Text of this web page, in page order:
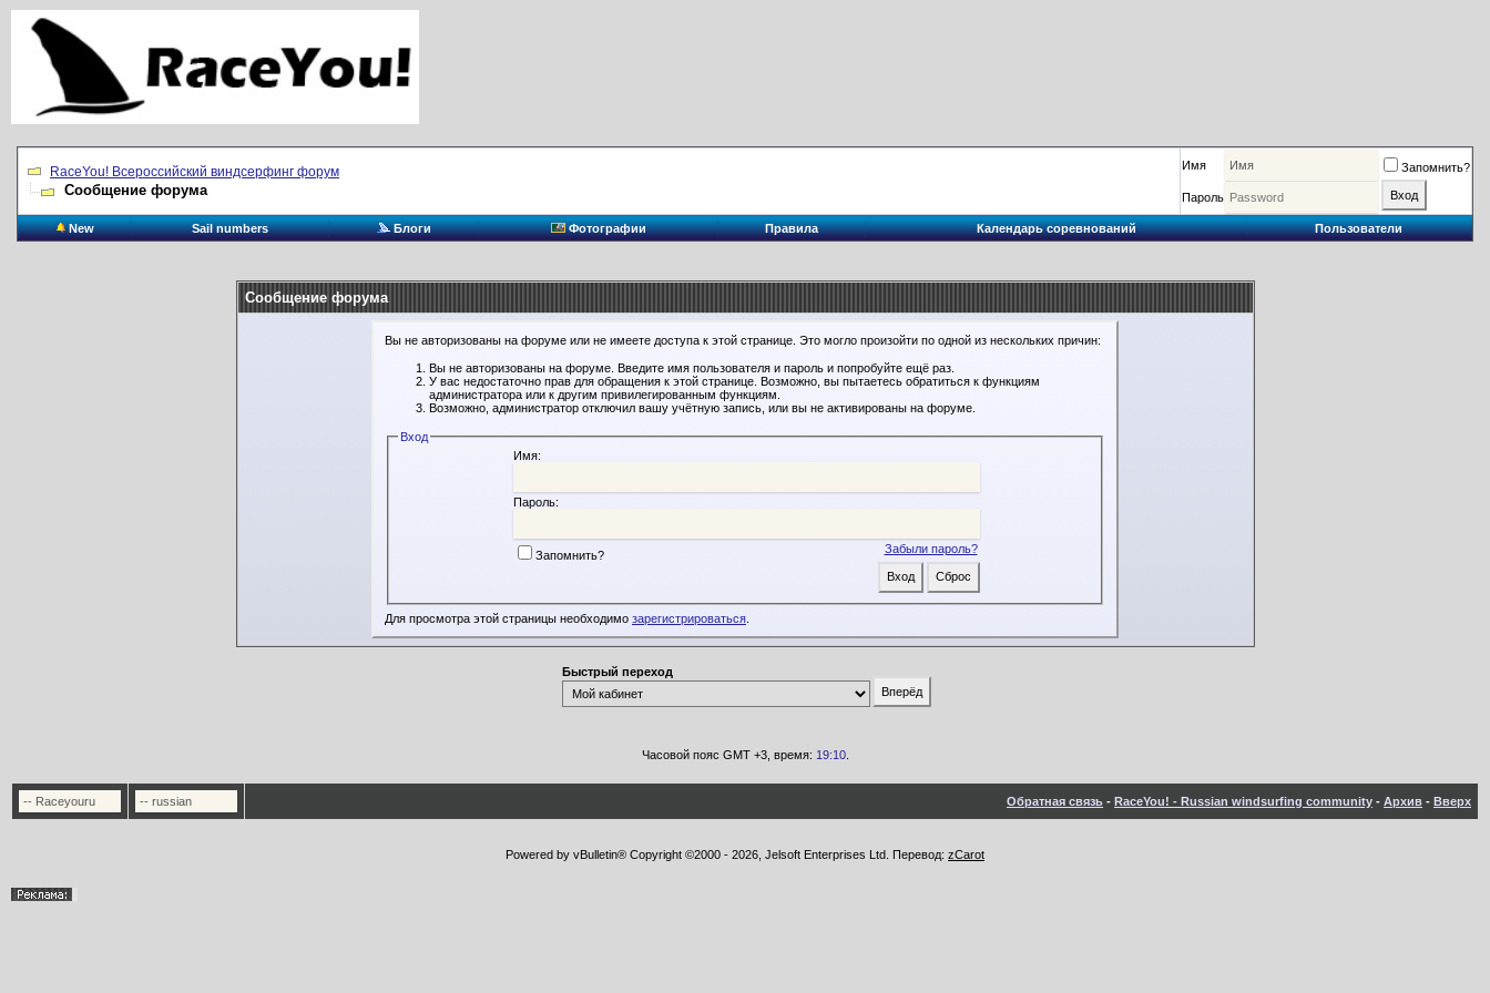
RaceYou! Всероссийский виндсерфинг форум
Сообщение форума
Имя Запомнить?
Пароль
New Sail numbers Блоги Фотографии Правила Календарь соревнований Пользователи
Сообщение форума
Вы не авторизованы на форуме или не имеете доступа к этой странице. Это могло произойти по одной из нескольких причин:
Вы не авторизованы на форуме. Введите имя пользователя и пароль и попробуйте ещё раз.
У вас недостаточно прав для обращения к этой странице. Возможно, вы пытаетесь обратиться к функциям
администратора или к другим привилегированным функциям.
Возможно, администратор отключил вашу учётную запись, или вы не активированы на форуме.
Вход
Имя:
Пароль:
Забыли пароль?
Запомнить?
Для просмотра этой страницы необходимо зарегистрироваться
Быстрый переход
Часовой пояс GMT +3, время: 19:10.
Обратная связь - RaceYou! - Russian windsurfing community - Архив - Вверх
Powered by vBulletin® Copyright ©2000 - 2026, Jelsoft Enterprises Ltd. Перевод: zCarot